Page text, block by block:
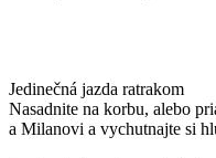
Jedinečná jazda ratrakom
Nasadnite na korbu, alebo
a Milanovi a vychutnajte si